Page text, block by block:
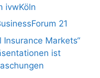
ivwKöln
21
Markets“
ist